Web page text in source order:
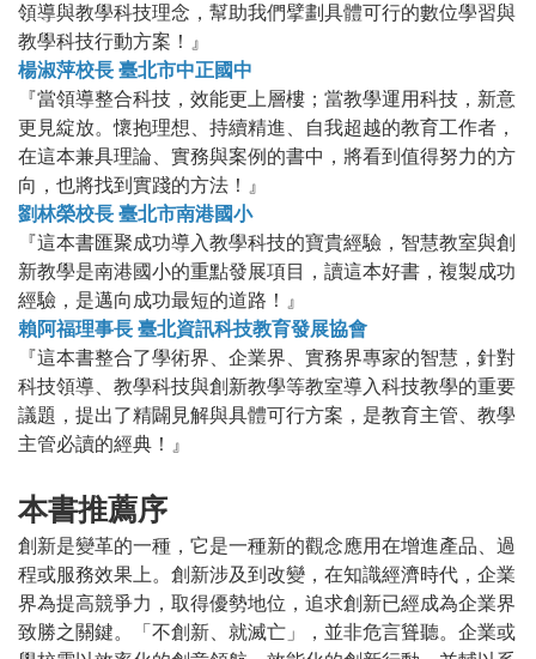
領導與教學科技理念，幫助我們擘劃具體可行的數位學習與
教學科技行動方案！』
楊淑萍校長 臺北市中正國中
『當領導整合科技，效能更上層樓；當教學運用科技，新意
更見綻放。懷抱理想、持續精進、自我超越的教育工作者，
在這本兼具理論、實務與案例的書中，將看到值得努力的方
向，也將找到實踐的方法！』
劉林榮校長 臺北市南港國小
『這本書匯聚成功導入教學科技的寶貴經驗，智慧教室與創
新教學是南港國小的重點發展項目，讀這本好書，複製成功
經驗，是邁向成功最短的道路！』
賴阿福理事長 臺北資訊科技教育發展協會
『這本書整合了學術界、企業界、實務界專家的智慧，針對
科技領導、教學科技與創新教學等教室導入科技教學的重要
議題，提出了精闢見解與具體可行方案，是教育主管、教學
主管必讀的經典！』
本書推薦序
創新是變革的一種，它是一種新的觀念應用在增進產品、過
程或服務效果上。創新涉及到改變，在知識經濟時代，企業
界為提高競爭力，取得優勢地位，追求創新已經成為企業界
致勝之關鍵。「不創新、就滅亡」，並非危言聳聽。企業或